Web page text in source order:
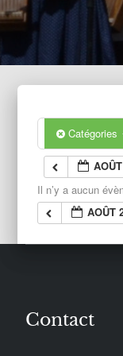
Catégories
Il n’y a aucun
AOÛT
Contact